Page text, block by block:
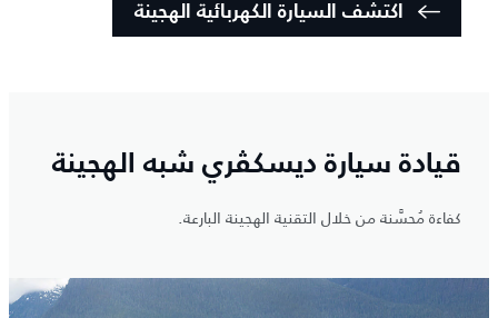
اكتشف السيارة الكهربائية الهجينة
قيادة سيارة ديسكڤري شبه الهجينة
كفاءة مُحسَّنة من خلال التقنية الهجينة البارعة.